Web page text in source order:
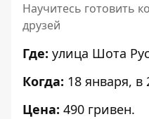
Научитесь готовить
друзей
Где: улица Шота
Когда: 18 января, в
Цена: 490 гривен.